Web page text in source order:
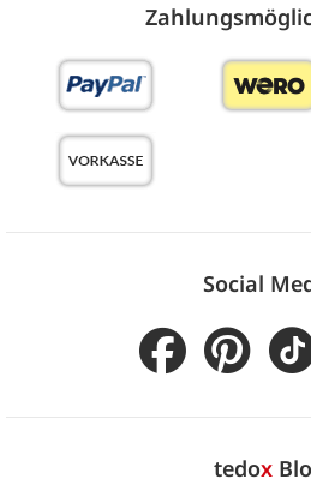
Social
tedox